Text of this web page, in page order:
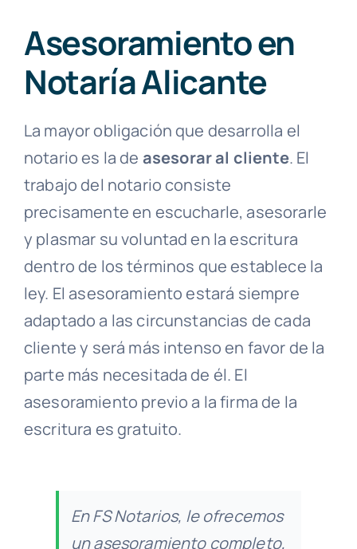
Asesoramiento en
Notaría Alicante
La mayor obligación que desarrolla el
notario es la de asesorar al cliente. El
trabajo del notario consiste
precisamente en escucharle, asesorarle
y plasmar su voluntad en la escritura
dentro de los términos que establece la
ley. El asesoramiento estará siempre
adaptado a las circunstancias de cada
cliente y será más intenso en favor de la
parte más necesitada de él. El
asesoramiento previo a la firma de la
escritura es gratuito.
En FS Notarios, le ofrecemos
un asesoramiento completo,